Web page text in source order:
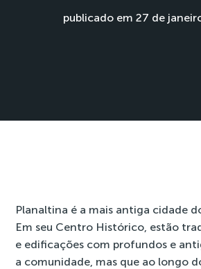
publicado em 27 de
Planaltina é a mais antiga cidade
Em seu Centro Histórico, estão
e edificações com profundos e
a comunidade, mas que ao longo